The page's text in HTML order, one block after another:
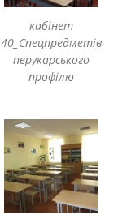
кабінет
40_Спецпредметів
перукарського
профілю